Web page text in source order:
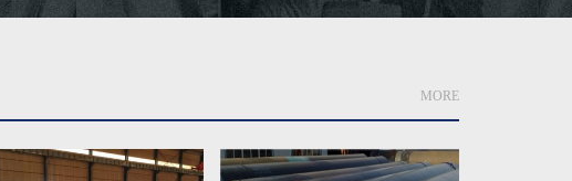
MORE